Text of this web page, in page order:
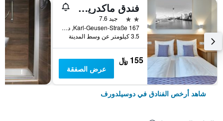
فندق ماكدريمز دوسلدورف-سيتي
2 نجمتين
جيد 7.6
Karl-Geusen-Straße 167, دوسيلدورف, ولاية شمال الراين وستفاليا, ألمانيا
3.5 كيلومتر عن وسط المدينة
155 ﷼
عرض الصفقة
شاهد أرخص الفنادق في دوسيلدورف